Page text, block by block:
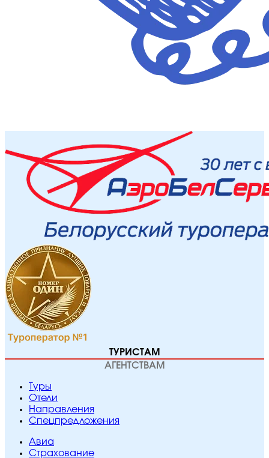
ТУРИСТАМ
АГЕНТСТВАМ
Туры
Отели
Направления
Спецпредложения
Авиа
Страхование